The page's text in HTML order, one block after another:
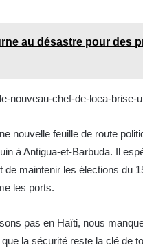
au désastre pour des
nouveau-chef-de-loea-brise-
nouvelle feuille de route
à Antigua-et-Barbuda. Il
maintenir les élections du
les ports.
pas en Haïti, nous
la sécurité reste la clé de